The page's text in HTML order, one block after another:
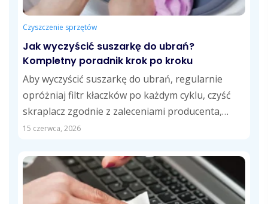
Czyszczenie sprzętów
Jak wyczyścić suszarkę do ubrań?
Kompletny poradnik krok po kroku
Aby wyczyścić suszarkę do ubrań, regularnie
opróżniaj filtr kłaczków po każdym cyklu, czyść
skraplacz zgodnie z zaleceniami producenta,
opróżniaj zbiornik...
15 czerwca, 2026